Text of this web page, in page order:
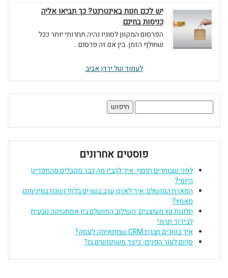
יש לכם חנות באינטרנט? כך תביאו אליה
כניסות בחינם
הפרסום המקוון לסוגיו נהיה תחרותי יותר ככל
שחולף הזמן. בין אם זה פרסום...
לעמוד של ירדן אביב
פוסטים אחרונים
לפני שבוחרים תוסף: איך להבין מה כבר מקבלים מהתפריט
היומי?
המארח המושלם: איך לארגן ערב בשרים בלתי נשכח במינימום
מאמץ?
חלונות עץ מעוצבים: השילוב המושלם בין אסתטיקה טבעית
לבידוד תרמי
איך בוחרים חברת CRM שמתאימה לעסק?
סרום לעור הפנים- כיצד משתמשים בו?